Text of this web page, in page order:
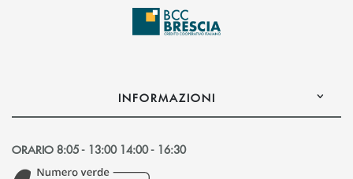
INFORMAZIONI
ORARIO 8:05 - 13:00 14:00 - 16:30